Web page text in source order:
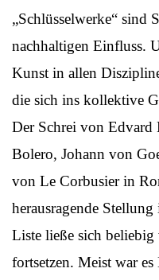
„Schlüsselwerke“ sind
nachhaltigen Einfluss.
Kunst in allen
die sich ins kollektive
Der Schrei von Edvard
Bolero, Johann von
von Le Corbusier in
herausragende
Liste ließe sich
fortsetzen. Meist war